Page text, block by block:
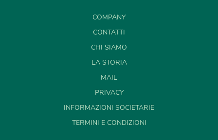
COMPANY
CONTATTI
CHI SIAMO
LA STORIA
MAIL
PRIVACY
INFORMAZIONI SOCIETARIE
TERMINI E CONDIZIONI